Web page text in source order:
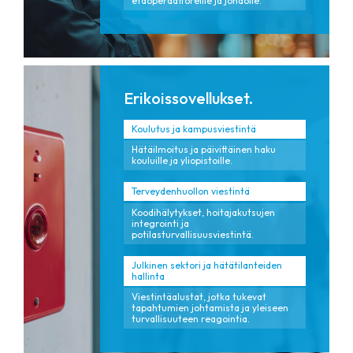
Erikoissovellukset.
Koulutus ja kampusviestintä
Hätäilmoitus ja päivittäinen haku
kouluille ja yliopistoille.
Terveydenhuollon viestintä
Koodihälytykset, hoitajakutsujen
integrointi ja
potilasturvallisuusviestintä.
Julkinen sektori ja hätätilanteiden
hallinta
Viestintäalustat, jotka tukevat
tapahtumien johtamista ja yleiseen
turvallisuuteen reagointia.